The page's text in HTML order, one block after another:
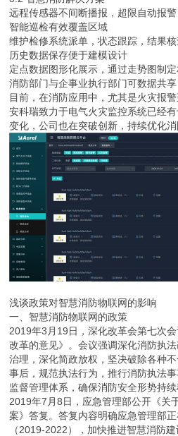
远程传感器不间断播报，超限自动报警
智能巡检有效覆盖区域
维护检修系统派单，状态跟踪，结果核
历史数据保存便于建模设计
定点数据图形化展示，通过走势图制
消防部门与企事业执行部门可数据共
目前，在消防应用中，尤其是火灾报
安科瑞致力于电气火灾监控系统已经
变化，公司也在突破创新，持续优化消
浅谈政策对智慧消防物联网的影响
一、智慧消防物联网的政策
2019年3月19日，深化改革会第七次
改革的意见》。会议强调深化消防执
治理，深化简政放权，坚决破除各种
事后，规范执法行为，推行消防执法
监督管理体系，确保消防安全形势持续
2019年7月8日，应急管理部公开《关
案》答复。答复内容明确应急管理部
（2019-2022），加快推进智慧消防